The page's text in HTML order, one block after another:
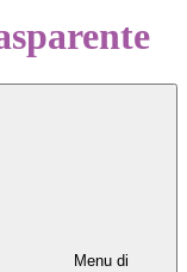
Menu di